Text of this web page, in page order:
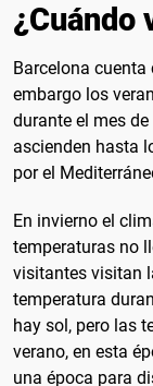
¿Cuándo
Barcelona
embargo los
durante el mes
ascienden hasta
por el
En invierno el
temperaturas no
visitantes visitan
temperatura
hay sol, pero las
verano, en esta
una época para